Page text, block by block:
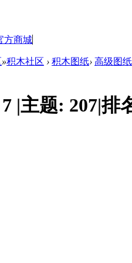
方商城
»积木社区 › 积木图纸› 高级图纸
7 |主题: 207|排